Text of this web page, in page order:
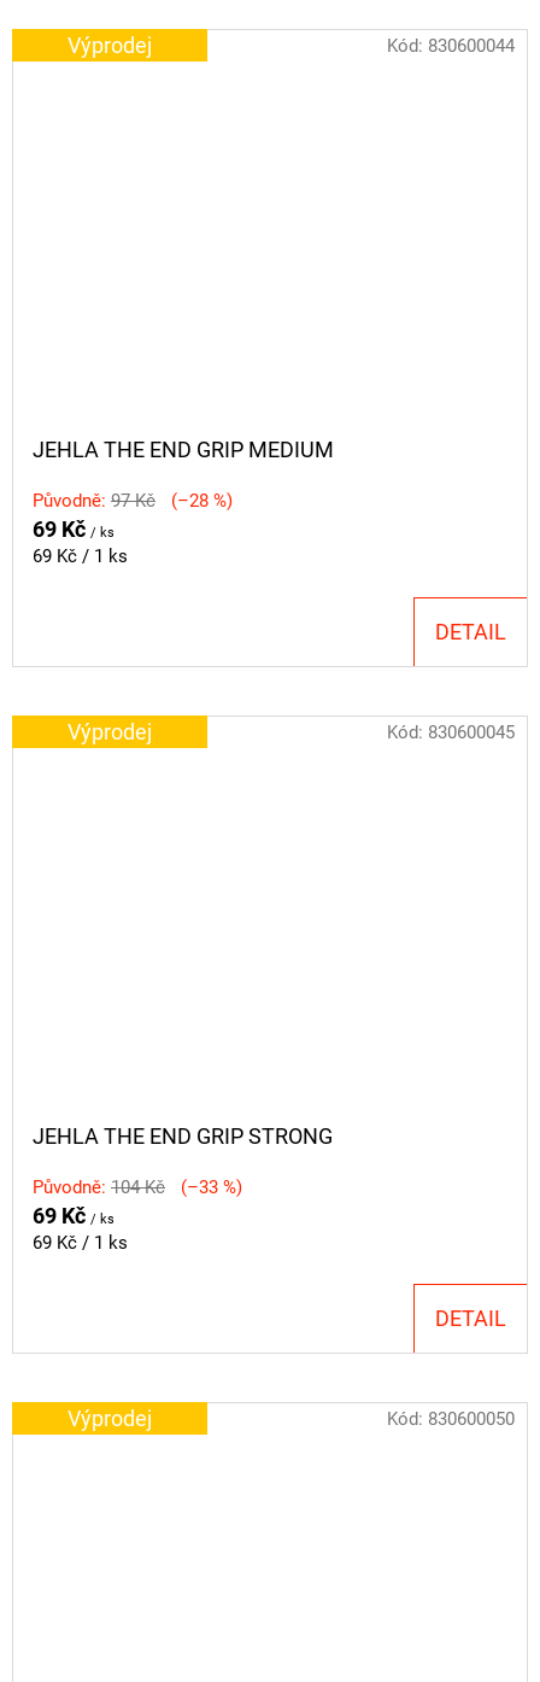
Výprodej
JEHLA THE END GRIP MEDIUM
Původně: 97 Kč (–28 %)
69 Kč / ks
Měrná
69 Kč / 1 ks
DETAIL
Kód: 830600044
Výprodej
JEHLA THE END GRIP STRONG
Původně: 104 Kč (–33 %)
69 Kč / ks
Měrná
69 Kč / 1 ks
DETAIL
Kód: 830600045
Výprodej Kód: 830600050